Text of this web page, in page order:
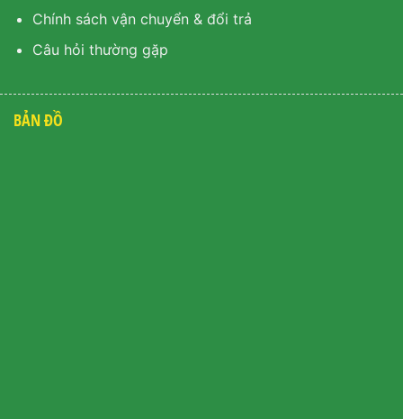
Chính sách vận chuyển & đổi trả
Câu hỏi thường gặp
BẢN ĐỒ